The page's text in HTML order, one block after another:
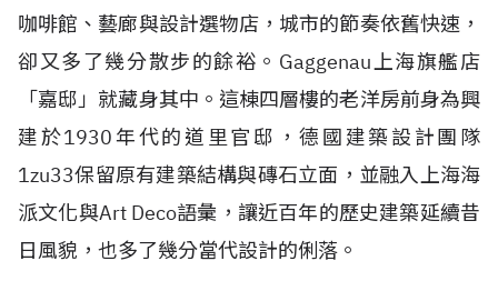
咖啡館、藝廊與設計選物店，城市的節奏依舊快速，
卻又多了幾分散步的餘裕。Gaggenau上海旗艦店
「嘉邸」就藏身其中。這棟四層樓的老洋房前身為興
建於1930年代的道里官邸，德國建築設計團隊
1zu33保留原有建築結構與磚石立面，並融入上海海
派文化與Art Deco語彙，讓近百年的歷史建築延續昔
日風貌，也多了幾分當代設計的俐落。